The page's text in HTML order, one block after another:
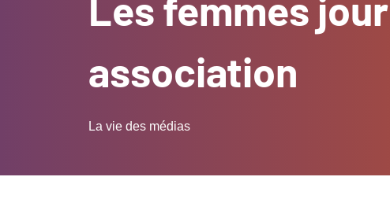
association
La vie des médias